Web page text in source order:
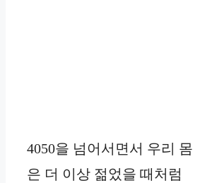
4050을 넘어서면서 우리 몸
은 더 이상 젊었을 때처럼